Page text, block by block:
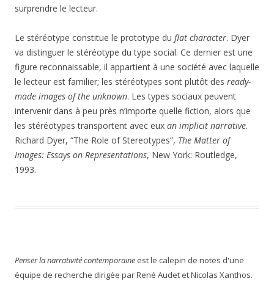
surprendre le lecteur.
Le stéréotype constitue le prototype du flat character. Dyer
va distinguer le stéréotype du type social. Ce dernier est une
figure reconnaissable, il appartient à une société avec laquelle
le lecteur est familier; les stéréotypes sont plutôt des ready-
made images of the unknown. Les types sociaux peuvent
intervenir dans à peu près n’importe quelle fiction, alors que
les stéréotypes transportent avec eux an implicit narrative.
Richard Dyer, “The Role of Stereotypes”, The Matter of
Images: Essays on Representations, New York: Routledge,
1993.
Penser la narrativité contemporaine est le calepin de notes d'une
équipe de recherche dirigée par René Audet et Nicolas Xanthos.